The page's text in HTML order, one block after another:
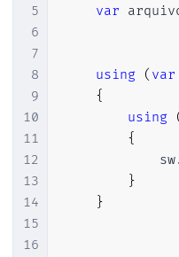
5
6
7
8
9
10
11
12
13
14
15
16
var
using ( var
{
using
{
            sw
}
}